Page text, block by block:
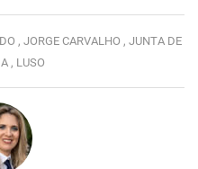
, JORGE CARVALHO , JUNTA DE
, LUSO